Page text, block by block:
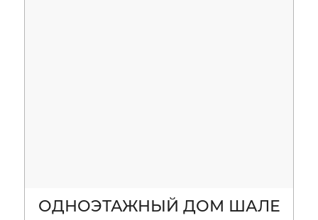
ОДНОЭТАЖНЫЙ ДОМ ШАЛЕ